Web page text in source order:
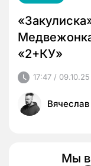
«2+КУ»
17:47 / 09.10.25
Мы в